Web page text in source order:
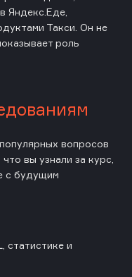
Яндекс.Еде,
Такси. Он не
роль
вопросов
что вы узнали за курс,
с будущим
статистике и